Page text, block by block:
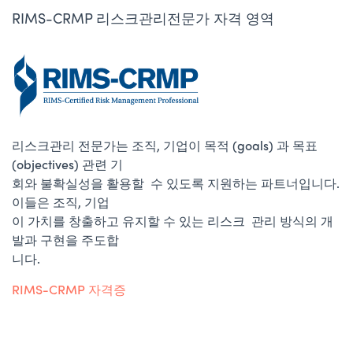
RIMS-CRMP 리스크관리전문가 자격 영역
리스크관리 전문가는 조직, 기업이 목적 (goals) 과 목표
(objectives) 관련 기
회와 불확실성을 활용할 수 있도록 지원하는 파트너입니다.
이들은 조직, 기업
이 가치를 창출하고 유지할 수 있는 리스크 관리 방식의 개
발과 구현을 주도합
니다.
RIMS-CRMP 자격증